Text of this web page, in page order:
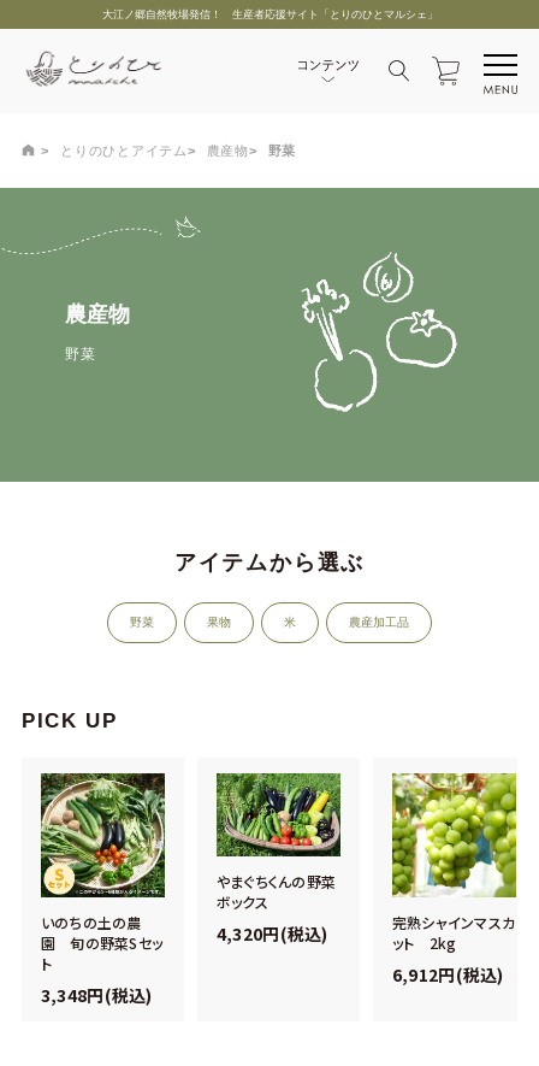
大江ノ郷自然牧場発信！ 生産者応援サイト「とりのひとマルシェ」
とりのひとアイテム 農産物 野菜
農産物
野菜
アイテムから選ぶ
野菜 果物 米 農産加工品
PICK UP
いのちの土の農
園 旬の野菜Sセッ
ト
3,348円(税込)
やまぐちくんの野菜
ボックス
4,320円(税込)
完熟シャインマスカ
ット 2kg
6,912円(税込)